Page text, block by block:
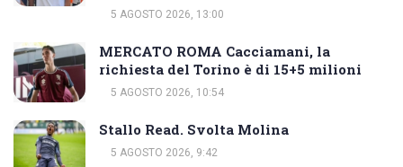
5 AGOSTO 2026, 13:00
MERCATO ROMA Cacciamani, la
richiesta del Torino è di 15+5 milioni
5 AGOSTO 2026, 10:54
Stallo Read. Svolta Molina
5 AGOSTO 2026, 9:42